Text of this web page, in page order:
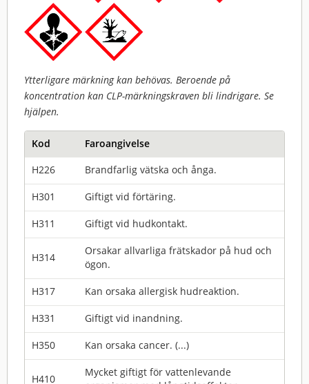
Ytterligare märkning kan behövas. Beroende på
koncentration kan CLP-märkningskraven bli lindrigare. Se
hjälpen.
Kod
Faroangivelse
H226
Brandfarlig vätska och ånga.
H301 Giftigt vid förtäring.
H311 Giftigt vid hudkontakt.
H314
Orsakar allvarliga frätskador på hud och
ögon.
H317 Kan orsaka allergisk hudreaktion.
H331 Giftigt vid inandning.
H350 Kan orsaka cancer. (...)
H410
Mycket giftigt för vattenlevande